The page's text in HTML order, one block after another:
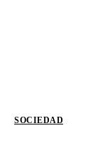
SOCIEDAD